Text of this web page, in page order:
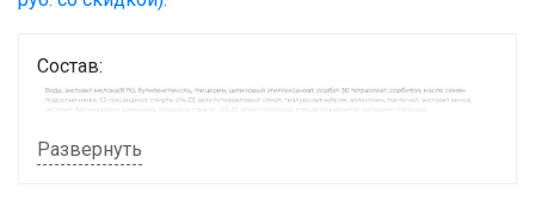
Состав:
Развернуть